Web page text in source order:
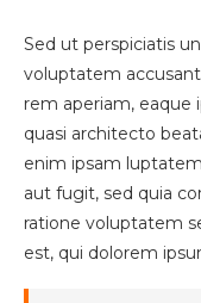
Sed ut perspiciatis
voluptatem
rem aperiam, eaque
quasi architecto
enim ipsam
aut fugit, sed quia
ratione voluptatem
est, qui dolorem